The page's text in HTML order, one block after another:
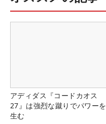
アディダス『コードカオス
27』は強烈な蹴りでパワーを
生む